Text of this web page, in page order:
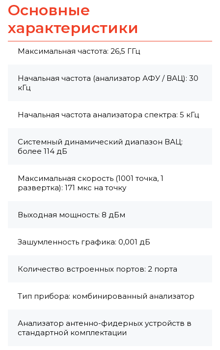
Основные
характеристики
Максимальная частота: 26,5 ГГц
Начальная частота (анализатор АФУ / ВАЦ): 30
кГц
Начальная частота анализатора спектра: 5 кГц
Системный динамический диапазон ВАЦ:
более 114 дБ
Максимальная скорость (1001 точка, 1
развертка): 171 мкс на точку
Выходная мощность: 8 дБм
Зашумленность графика: 0,001 дБ
Количество встроенных портов: 2 порта
Тип прибора: комбинированный анализатор
Анализатор антенно-фидерных устройств в
стандартной комплектации